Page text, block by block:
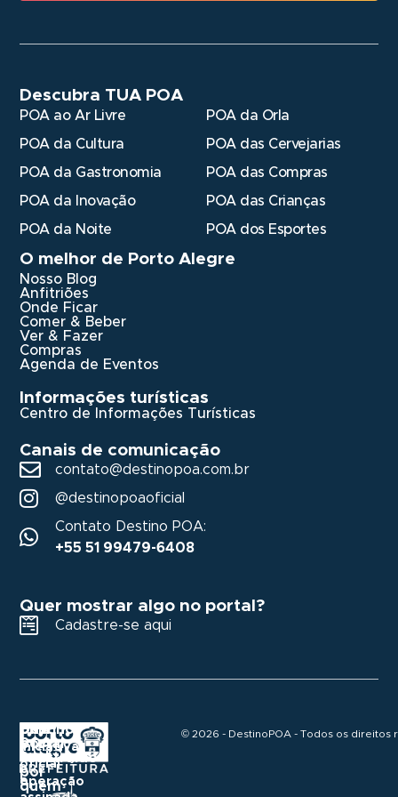
Descubra TUA POA
POA ao Ar Livre
POA da Cultura
POA da Gastronomia
POA da Inovação
POA da Noite
POA da Orla
POA das Cervejarias
POA das Compras
POA das Crianças
POA dos Esportes
O melhor de Porto Alegre
Nosso Blog
Anfitriões
Onde Ficar
Comer & Beber
Ver & Fazer
Compras
Agenda de Eventos
Informações turísticas
Centro de Informações Turísticas
Canais de comunicação
contato@destinopoa.com.br
@destinopoaoficial
Contato Destino POA:
+55 51 99479-6408
Quer mostrar algo no portal?
Cadastre-se aqui
Destino
POA
Um
portal
construído
por
quem
Uma
iniciativa
oficial
e
Realização
e
operação
© 2026 - DestinoPOA - Todos os direitos